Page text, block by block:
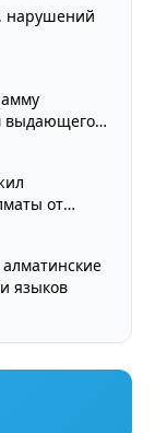
нарушений
от
языков